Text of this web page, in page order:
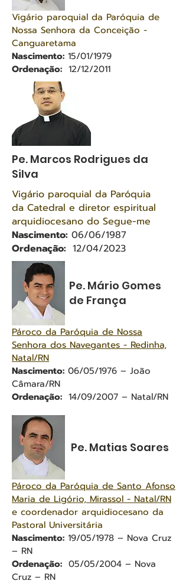
Vigário paroquial da Paróquia de
Nossa Senhora da Conceição -
Canguaretama
Nascimento: 15/01/1979
Ordenação: 12/12/2011
Pe. Marcos Rodrigues da
Silva
Vigário paroquial da Paróquia
da Catedral e diretor espiritual
arquidiocesano do Segue-me
Nascimento: 06/06/1987
Ordenação: 12/04/2023
Pe. Mário Gomes
de França
Pároco da Paróquia de Nossa
Senhora dos Navegantes - Redinha,
Natal/RN
Nascimento: 06/05/1976 – João
Câmara/RN
Ordenação: 14/09/2007 – Natal/RN
Pe. Matias Soares
Pároco da Paróquia de Santo Afonso
Maria de Ligório, Mirassol - Natal/RN
e coordenador arquidiocesano da
Pastoral Universitária
Nascimento: 19/05/1978 – Nova Cruz
– RN
Ordenação: 05/05/2004 – Nova
Cruz – RN